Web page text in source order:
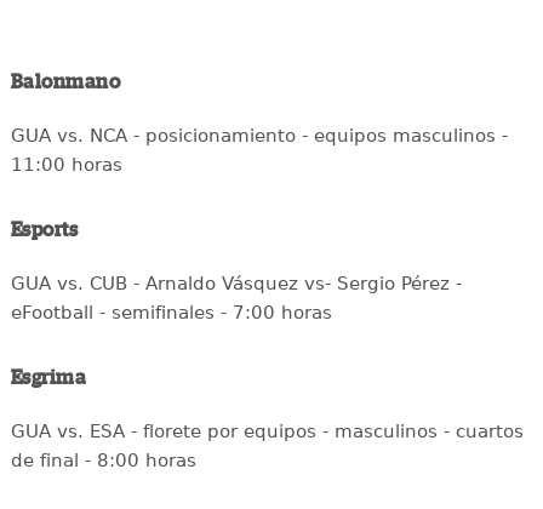
Balonmano
GUA vs. NCA - posicionamiento - equipos masculinos -
11:00 horas
Esports
GUA vs. CUB - Arnaldo Vásquez vs- Sergio Pérez -
eFootball - semifinales - 7:00 horas
Esgrima
GUA vs. ESA - florete por equipos - masculinos - cuartos
de final - 8:00 horas